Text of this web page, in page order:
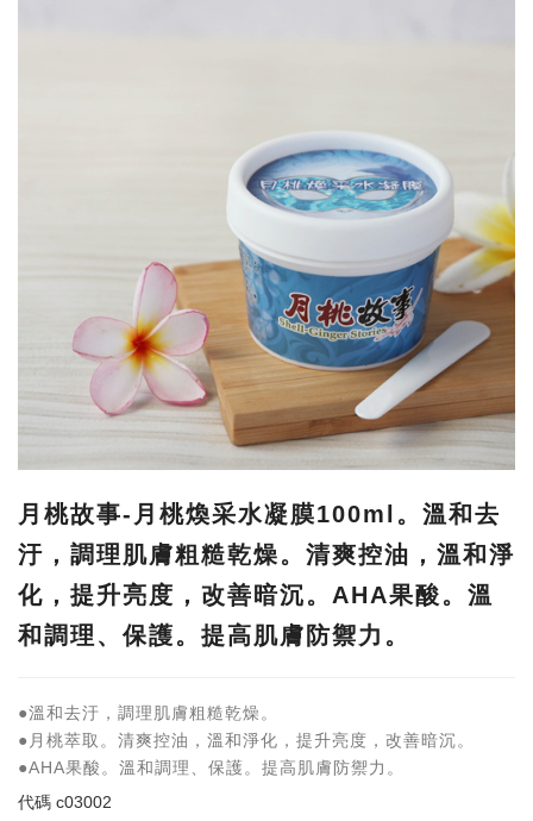
月桃故事-月桃煥采水凝膜100ml。溫和去
汙，調理肌膚粗糙乾燥。清爽控油，溫和淨
化，提升亮度，改善暗沉。AHA果酸。溫
和調理、保護。提高肌膚防禦力。
●溫和去汙，調理肌膚粗糙乾燥。
●月桃萃取。清爽控油，溫和淨化，提升亮度，改善暗沉。
●AHA果酸。溫和調理、保護。提高肌膚防禦力。
代碼 c03002